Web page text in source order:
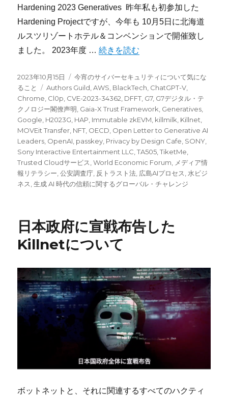
Hardening 2023 Generatives 昨年私も初参加した
Hardening Projectですが、今年も 10月5日に北海道
ルスツリゾートホテル＆コンベンションで開催致し
ました。 2023年度 …“今宵のサイバーセキュリティに
続きを読む
投
稿
日:
2023年10月15日
カ
テ
ゴ
リ
ー
今宵のサイバーセキュリティについて気にな
ること
タ
グ
Authors Guild ,AWS BlackTech ChatGPT-V
Chrome Cl0p CVE-2023-34362 DFFT G7, G7デジタル・テ
クノロジー閣僚声明 Gaia-X Trust Framework Generatives
Google H2023G HAP Immutable zkEVM killmilk Killnet
MOVEit Transfer NFT OECD Open Letter to Generative AI
Leaders OpenAI passkey Privacy by Design Cafe SONY
Sony Interactive Entertainment LLC ,TA505 ,TiketMe
Trusted Cloudサービス ,World Economic Forum
メディア情
報リテラシー ,公安調査庁 反トラスト法 広島AIプロセス 水ビジ
ネス ,生成 AI 時代の信頼に関するグローバル・チャレンジ
日本政府に宣戦布告した
Killnetについて
ボットネットと、それに関連するすべてのハクティ